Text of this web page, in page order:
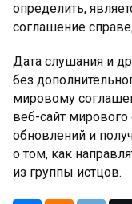
определить,
соглашение
Дата слушания и
без
мировому
веб-сайт
обновлений и
о том, как
из группы истцов.